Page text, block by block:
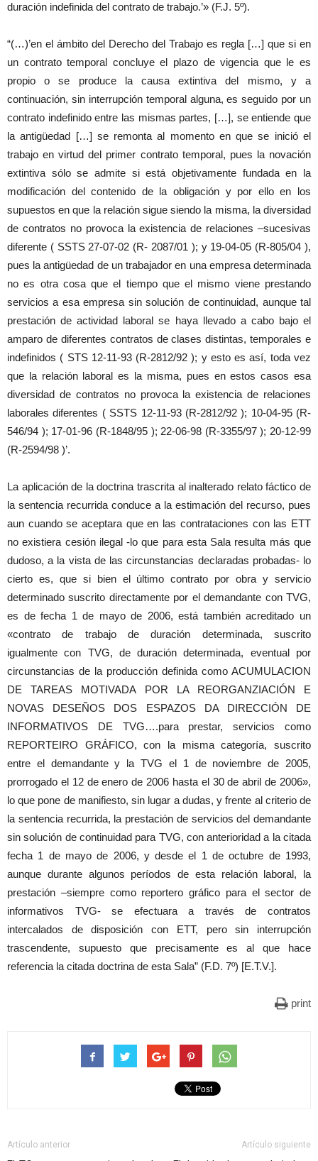
duración indefinida del contrato de trabajo.’» (F.J. 5º).
“(…)’en el ámbito del Derecho del Trabajo es regla […] que si en
un contrato temporal concluye el plazo de vigencia que le es
propio o se produce la causa extintiva del mismo, y a
continuación, sin interrupción temporal alguna, es seguido por un
contrato indefinido entre las mismas partes, […], se entiende que
la antigüedad […] se remonta al momento en que se inició el
trabajo en virtud del primer contrato temporal, pues la novación
extintiva sólo se admite si está objetivamente fundada en la
modificación del contenido de la obligación y por ello en los
supuestos en que la relación sigue siendo la misma, la diversidad
de contratos no provoca la existencia de relaciones –sucesivas
diferente ( SSTS 27-07-02 (R- 2087/01 ); y 19-04-05 (R-805/04 ),
pues la antigüedad de un trabajador en una empresa determinada
no es otra cosa que el tiempo que el mismo viene prestando
servicios a esa empresa sin solución de continuidad, aunque tal
prestación de actividad laboral se haya llevado a cabo bajo el
amparo de diferentes contratos de clases distintas, temporales e
indefinidos ( STS 12-11-93 (R-2812/92 ); y esto es así, toda vez
que la relación laboral es la misma, pues en estos casos esa
diversidad de contratos no provoca la existencia de relaciones
laborales diferentes ( SSTS 12-11-93 (R-2812/92 ); 10-04-95 (R-
546/94 ); 17-01-96 (R-1848/95 ); 22-06-98 (R-3355/97 ); 20-12-99
(R-2594/98 )’.
La aplicación de la doctrina trascrita al inalterado relato fáctico de
la sentencia recurrida conduce a la estimación del recurso, pues
aun cuando se aceptara que en las contrataciones con las ETT
no existiera cesión ilegal -lo que para esta Sala resulta más que
dudoso, a la vista de las circunstancias declaradas probadas- lo
cierto es, que si bien el último contrato por obra y servicio
determinado suscrito directamente por el demandante con TVG,
es de fecha 1 de mayo de 2006, está también acreditado un
«contrato de trabajo de duración determinada, suscrito
igualmente con TVG, de duración determinada, eventual por
circunstancias de la producción definida como ACUMULACION
DE TAREAS MOTIVADA POR LA REORGANZIACIÓN E
NOVAS DESEÑOS DOS ESPAZOS DA DIRECCIÓN DE
INFORMATIVOS DE TVG….para prestar, servicios como
REPORTEIRO GRÁFICO, con la misma categoría, suscrito
entre el demandante y la TVG el 1 de noviembre de 2005,
prorrogado el 12 de enero de 2006 hasta el 30 de abril de 2006»,
lo que pone de manifiesto, sin lugar a dudas, y frente al criterio de
la sentencia recurrida, la prestación de servicios del demandante
sin solución de continuidad para TVG, con anterioridad a la citada
fecha 1 de mayo de 2006, y desde el 1 de octubre de 1993,
aunque durante algunos períodos de esta relación laboral, la
prestación –siempre como reportero gráfico para el sector de
informativos TVG- se efectuara a través de contratos
intercalados de disposición con ETT, pero sin interrupción
trascendente, supuesto que precisamente es al que hace
referencia la citada doctrina de esta Sala” (F.D. 7º) [E.T.V.].
print
Artículo anterior Artículo siguiente